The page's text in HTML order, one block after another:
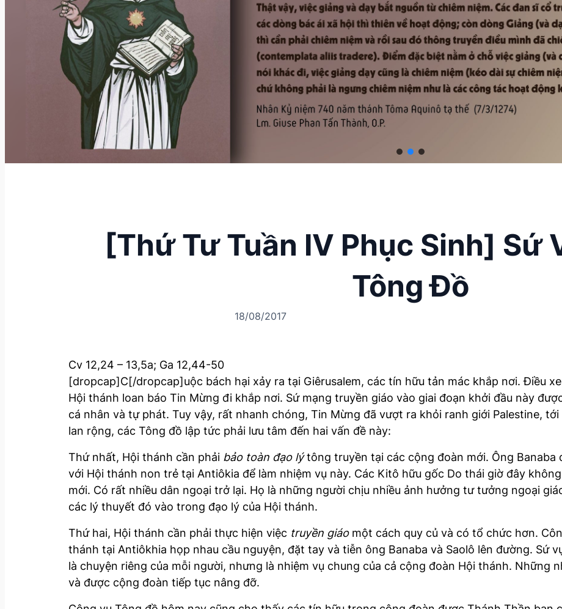
[Thứ Tư Tuần IV Phục Sinh] Sứ
Tông Đồ
18/08/2017
Cv 12,24 – 13,5a; Ga 12,44-50
[dropcap]C[/dropcap]uộc bách hại xảy ra tại Giêrusalem, các tín hữu tản mác khắp nơi. Điều
Hội thánh loan báo Tin Mừng đi khắp nơi. Sứ mạng truyền giáo vào giai đoạn khởi đầu này
cá nhân và tự phát. Tuy vậy, rất nhanh chóng, Tin Mừng đã vượt ra khỏi ranh giới Palestine,
lan rộng, các Tông đồ lập tức phải lưu tâm đến hai vấn đề này:
Thứ nhất, Hội thánh cần phải bảo toàn đạo lýtông truyền tại các cộng đoàn mới. Ông Banaba
với Hội thánh non trẻ tại Antiôkia để làm nhiệm vụ này. Các Kitô hữu gốc Do thái giờ đây
mới. Có rất nhiều dân ngoại trở lại. Họ là những người chịu nhiều ảnh hưởng tư tưởng ngoại
các lý thuyết đó vào trong đạo lý của Hội thánh.
Thứ hai, Hội thánh cần phải thực hiện việc truyền giáomột cách quy củ và có tổ chức hơn.
thánh tại Antiôkhia họp nhau cầu nguyện, đặt tay và tiễn ông Banaba và Saolô lên đường. Sứ
là chuyện riêng của mỗi người, nhưng là nhiệm vụ chung của cả cộng đoàn Hội thánh. Những
và được cộng đoàn tiếp tục nâng đỡ.